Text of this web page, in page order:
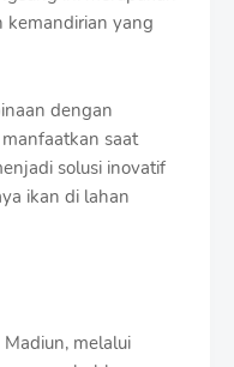
kemandirian yang
dengan
saat
solusi inovatif
ikan di lahan
melalui